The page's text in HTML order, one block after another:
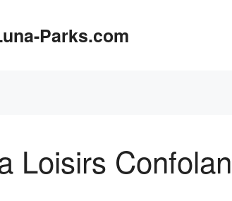
Parks.com
Loisirs